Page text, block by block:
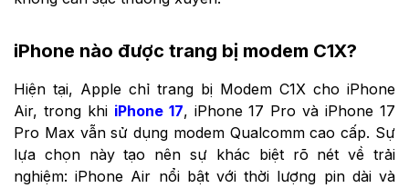
iPhone nào được trang bị modem C1X?
Hiện tại, Apple chỉ trang bị Modem C1X cho iPhone
Air, trong khi iPhone 17, iPhone 17 Pro và iPhone 17
Pro Max vẫn sử dụng modem Qualcomm cao cấp. Sự
lựa chọn này tạo nên sự khác biệt rõ nét về trải
nghiệm: iPhone Air nổi bật với thời lượng pin dài và